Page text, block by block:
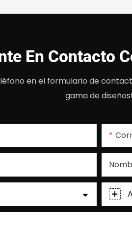
En Contacto
en el formulario de
gama de diseños!